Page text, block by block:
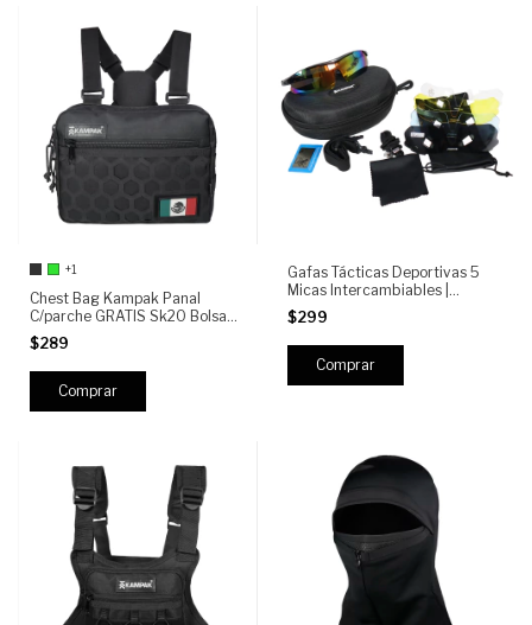
+1
Chest Bag Kampak Panal
C/parche GRATIS Sk20 Bolsa
Invisible Multiusos
$289
Comprar
Gafas Tácticas Deportivas 5
Micas Intercambiables |
Antigolpes, UV400, Ciclismo,
Airsoft, Motociclismo, Running
$299